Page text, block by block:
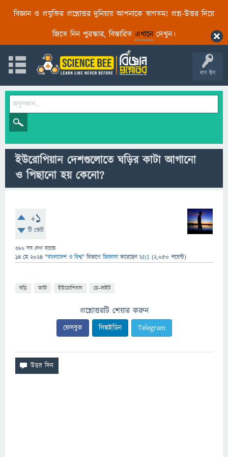
বিজ্ঞান ও প্রযুক্তির প্রশ্নোত্তর দুনিয়ায় আপনাকে স্বাগতম! প্রশ্ন-উত্তর দিয়ে
জিতে নিন পুরস্কার, বিস্তারিত এখানেদেখুন।
লগ ইন
ইউরোপিয়ান দেশগুলোতে ঘড়ির কাটা আগানো
ও পিছানো হয় কেনো?
+1
টি ভোট
396 বার দেখা হয়েছে
14 মে 2024 "বাংলাদেশ ও বিশ্ব" বিভাগে জিজ্ঞাসাকরেছেনMIS (2,050 পয়েন্ট)
ঘড়ি কাটা ইউরোপিয়ান ডে-লাইট
প্রশ্নোত্তরটি শেয়ার করুন
ফেসবুক লিঙ্কইডিন Telegram